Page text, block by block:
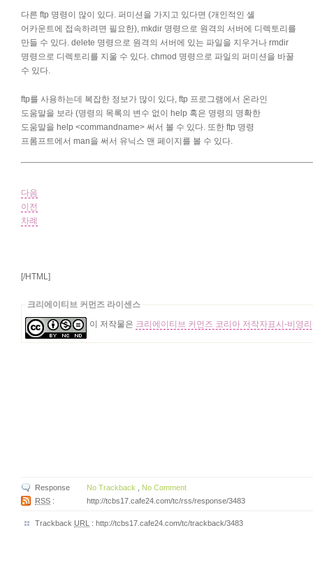
다른 ftp 명령이 많이 있다. 퍼미션을 가지고 있다면 (개인적인 셸
어카운트에 접속하려면 필요한), mkdir 명령으로 원격의 서버에 디렉토리를
만들 수 있다. delete 명령으로 원격의 서버에 있는 파일을 지우거나 rmdir
명령으로 디렉토리를 지울 수 있다. chmod 명령으로 파일의 퍼미션을 바꿀
수 있다.
ftp를 사용하는데 복잡한 정보가 많이 있다, ftp 프로그램에서 온라인
도움말을 보라 (명령의 목록의 변수 없이 help 혹은 명령의 명확한
도움말을 help <commandname> 써서 볼 수 있다. 또한 ftp 명령
프롬프트에서 man을 써서 유닉스 맨 페이지를 볼 수 있다.
다음
이전
차례
[/HTML]
크리에이티브 커먼즈 라이센스
이 저작물은 크리에이티브 커먼즈 코리아 저작자표시-비영
Response No Trackback
No Comment
RSS : http://tcbs17.cafe24.com/tc/rss/response/3483
Trackback URL : http://tcbs17.cafe24.com/tc/trackback/3483